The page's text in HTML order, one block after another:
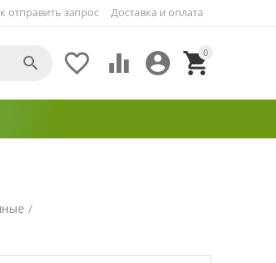
отправить запрос Доставка и оплата
0


 

/